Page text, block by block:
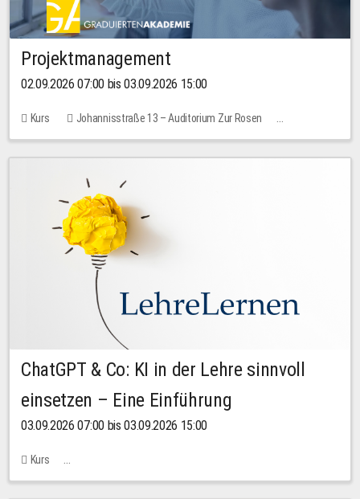
Projektmanagement
02.09.2026 07:00 bis 03.09.2026 15:00
Kurs
Johannisstraße 13 – Auditorium Zur Rosen
Keine freien Plätze
30,00 EUR
ChatGPT & Co: KI in der Lehre sinnvoll
einsetzen – Eine Einführung
03.09.2026 07:00 bis 03.09.2026 15:00
Kurs
Bachstraße 18k - SR 102 (Seminarraum Servicestelle LehreLernen)